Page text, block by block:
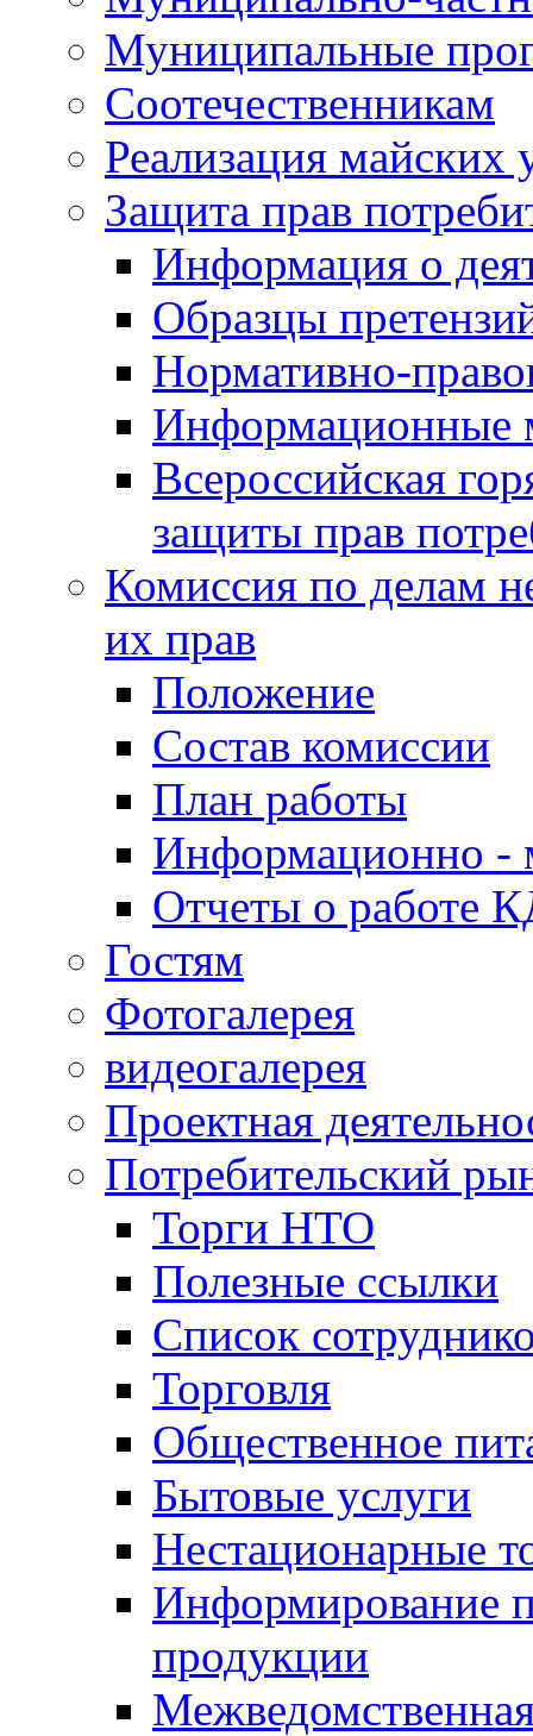
Муниципальные
Соотечественникам
Реализация майских
Защита прав
Информация о
Образцы
Нормативно-
Информационные
Всероссийская
защиты прав
Комиссия по делам
их прав
Положение
Состав комиссии
План работы
Информационно -
Отчеты о работе
Гостям
Фотогалерея
видеогалерея
Проектная
Потребительский
Торги НТО
Полезные ссылки
Список
Торговля
Общественное
Бытовые услуги
Нестационарные
Информирование
продукции